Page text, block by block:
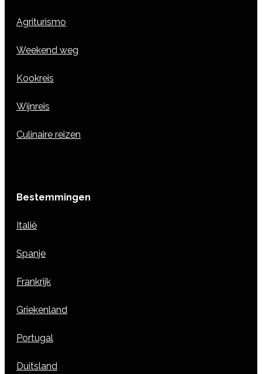
Agriturismo
Weekend weg
Kookreis
Wijnreis
Culinaire reizen
Bestemmingen
Italië
Spanje
Frankrijk
Griekenland
Portugal
Duitsland